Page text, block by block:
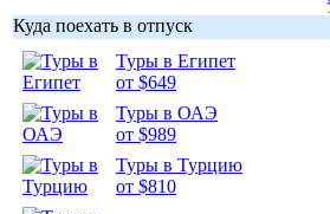
Куда поехать в отпуск
Туры в Египет
от $649
Туры в ОАЭ
от $989
Туры в Турцию
от $810